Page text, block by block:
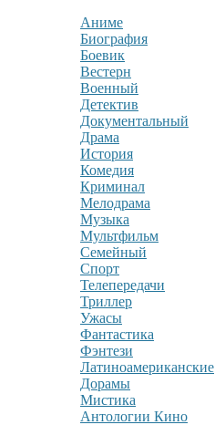
Аниме
Биография
Боевик
Вестерн
Военный
Детектив
Документальный
Драма
История
Комедия
Криминал
Мелодрама
Музыка
Мультфильм
Семейный
Спорт
Телепередачи
Триллер
Ужасы
Фантастика
Фэнтези
Латиноамериканские
Дорамы
Мистика
Антологии Кино